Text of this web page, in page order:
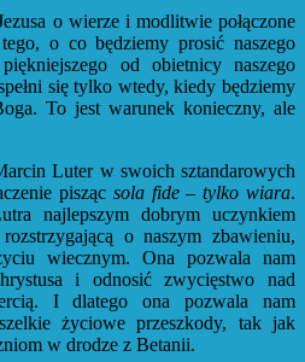
o wierze i modlitwie połączone
o co będziemy prosić naszego
od obietnicy naszego
się tylko wtedy, kiedy będziemy
To jest warunek konieczny, ale
Luter w swoich sztandarowych
pisząc sola fide – tylko wiara.
najlepszym dobrym uczynkiem
o naszym zbawieniu,
wiecznym. Ona pozwala nam
i odnosić zwycięstwo nad
I dlatego ona pozwala nam
życiowe przeszkody, tak jak
w drodze z Betanii.